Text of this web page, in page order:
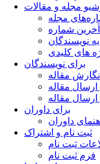
مجله و مقالات
مجله
آخرین شماره
نویسندگان
های کلیدی
برای نویسندگان
مقاله
ارسال مقاله
مقاله
برای داوران
داوران
ثبت نام و اشتراک
ثبت نام
فرم ثبت نام